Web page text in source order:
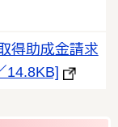
得助成金請求
14.8KB]